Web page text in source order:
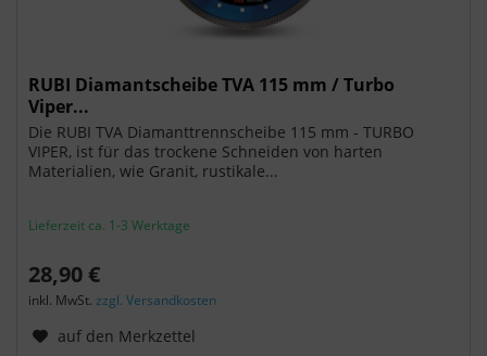
RUBI Diamantscheibe TVA 115 mm / Turbo
Viper...
Die RUBI TVA Diamanttrennscheibe 115 mm - TURBO
VIPER, ist für das trockene Schneiden von harten
Materialien, wie Granit, rustikale...
Lieferzeit ca. 1-3 Werktage
28,90 €
inkl. MwSt.zzgl. Versandkosten
auf den Merkzettel